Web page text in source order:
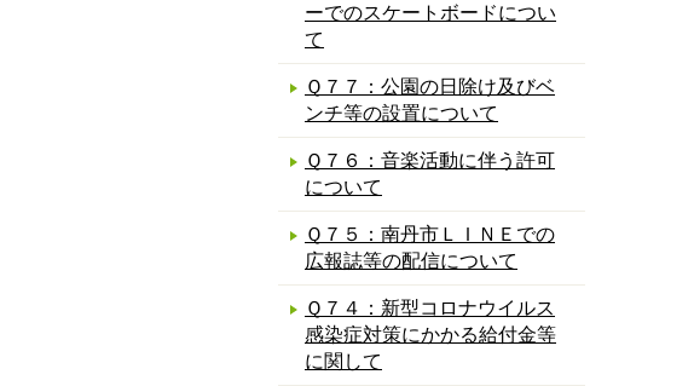
ーでのスケートボードについ
て
Ｑ７７：公園の日除け及びベ
ンチ等の設置について
Ｑ７６：音楽活動に伴う許可
について
Ｑ７５：南丹市ＬＩＮＥでの
広報誌等の配信について
Ｑ７４：新型コロナウイルス
感染症対策にかかる給付金等
に関して